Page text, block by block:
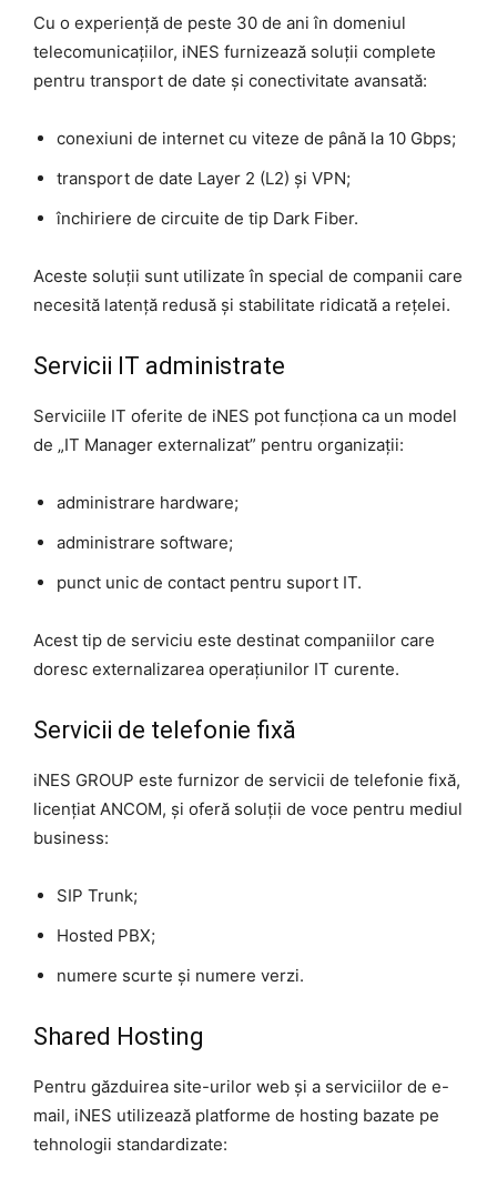
Cu o experiență de peste 30 de ani în domeniul
telecomunicațiilor, iNES furnizează soluții complete
pentru transport de date și conectivitate avansată:
conexiuni de internet cu viteze de până la 10 Gbps;
transport de date Layer 2 (L2) și VPN;
închiriere de circuite de tip Dark Fiber.
Aceste soluții sunt utilizate în special de companii care
necesită latență redusă și stabilitate ridicată a rețelei.
Servicii IT administrate
Serviciile IT oferite de iNES pot funcționa ca un model
de „IT Manager externalizat” pentru organizații:
administrare hardware;
administrare software;
punct unic de contact pentru suport IT.
Acest tip de serviciu este destinat companiilor care
doresc externalizarea operațiunilor IT curente.
Servicii de telefonie fixă
iNES GROUP este furnizor de servicii de telefonie fixă,
licențiat ANCOM, și oferă soluții de voce pentru mediul
business:
SIP Trunk;
Hosted PBX;
numere scurte și numere verzi.
Shared Hosting
Pentru găzduirea site-urilor web și a serviciilor de e-
mail, iNES utilizează platforme de hosting bazate pe
tehnologii standardizate: